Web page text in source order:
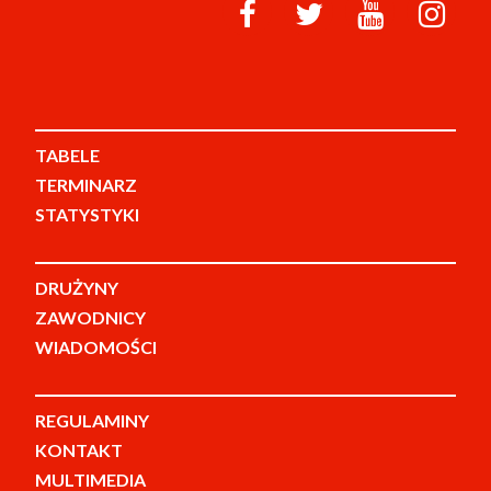
TABELE
TERMINARZ
STATYSTYKI
DRUŻYNY
ZAWODNICY
WIADOMOŚCI
REGULAMINY
KONTAKT
MULTIMEDIA